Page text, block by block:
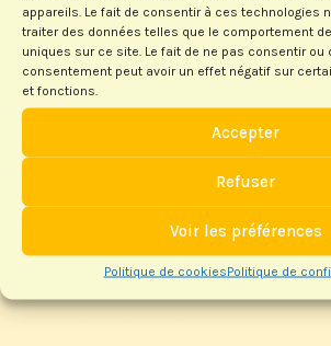
appareils. Le fait de consentir à ces technologies
traiter des données telles que le comportement
uniques sur ce site. Le fait de ne pas consentir ou
consentement peut avoir un effet négatif sur
et fonctions.
Accepter
Refuser
Voir les préférences
Politique de cookiesPolitique de
respectez scrupuleusement les consignes
rappellera l’organisateur.
Le compte-rendu de l’Assemblée Générale
septembre a été mis en ligne.
Laisser un commentaire
obligatoires sont indiqués avec*